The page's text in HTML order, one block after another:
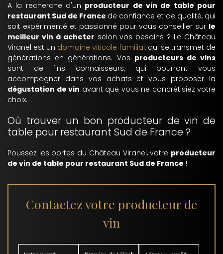
A la recherche d'un producteur de vin de table pour
restaurant Sud de France de confiance et de qualité, qui
soit expérimenté et passionné pour vous conseiller sur le
meilleur vin à acheter selon vos besoins ? Le Château
Viranel est un domaine viticole familial, qui se transmet de
générations en générations. Vos producteurs de vins
sont de fins connaisseurs, qui pourront vous
accompagner dans vos achats et vous proposer la
dégustation de vin avant que vous ne concrétisiez votre
choix.
Où trouver un bon producteur de vin de
table pour restaurant Sud de France ?
Poussez les portes du Château Viranel, votre producteur
de vin de table pour restaurant Sud de France !
Contactez votre producteur de
vin